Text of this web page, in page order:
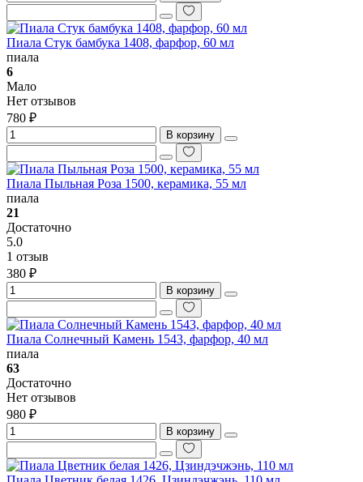
Пиала Стук бамбука 1408, фарфор, 60 мл
пиала
6
Мало
Нет отзывов
780 ₽
В корзину
Пиала Пыльная Роза 1500, керамика, 55 мл
пиала
21
Достаточно
5.0
1 отзыв
380 ₽
В корзину
Пиала Солнечный Камень 1543, фарфор, 40 мл
пиала
63
Достаточно
Нет отзывов
980 ₽
В корзину